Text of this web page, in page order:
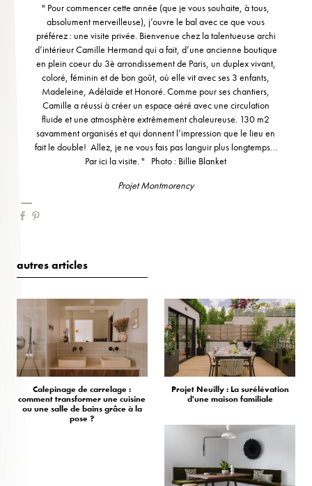
" Pour commencer cette année (que je vous souhaite, à tous,
absolument merveilleuse), j’ouvre le bal avec ce que vous
préférez : une visite privée. Bienvenue chez la talentueuse archi
d’intérieur Camille Hermand qui a fait, d’une ancienne boutique
en plein coeur du 3è arrondissement de Paris, un duplex vivant,
coloré, féminin et de bon goût, où elle vit avec ses 3 enfants,
Madeleine, Adélaïde et Honoré. Comme pour ses chantiers,
Camille a réussi à créer un espace aéré avec une circulation
fluide et une atmosphère extrêmement chaleureuse. 130 m2
savamment organisés et qui donnent l’impression que le lieu en
fait le double! Allez, je ne vous fais pas languir plus longtemps…
Par ici la visite. " Photo : Billie Blanket
Projet Montmorency
autres articles
Calepinage de carrelage :
comment transformer une cuisine
ou une salle de bains grâce à la
pose ?
Projet Neuilly : La surélévation
d'une maison familiale